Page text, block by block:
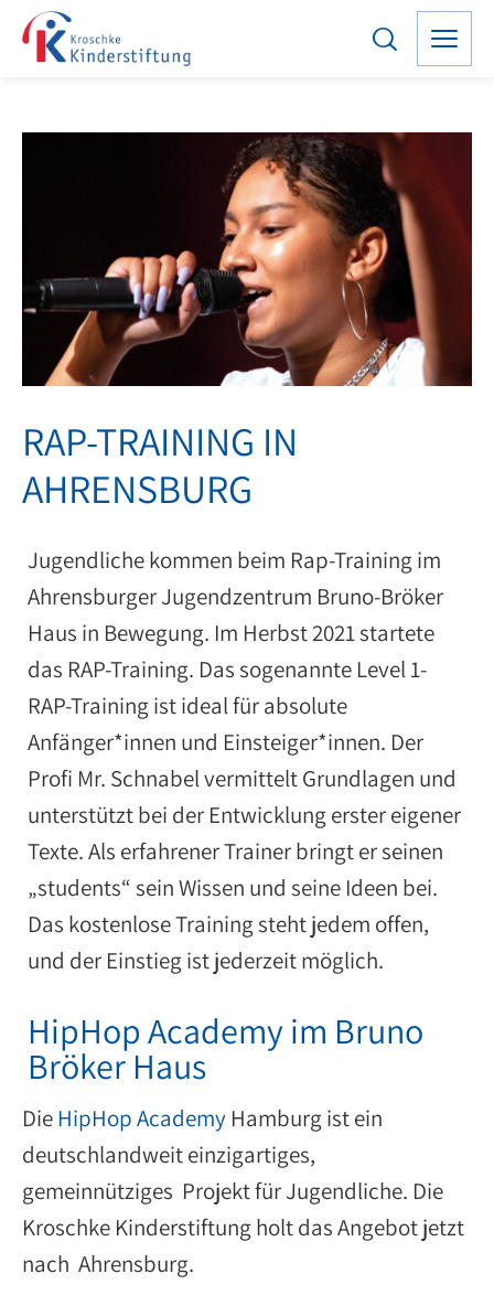
RAP-TRAINING IN
AHRENSBURG
Jugendliche kommen beim Rap-Training im
Ahrensburger Jugendzentrum Bruno-Bröker
Haus in Bewegung. Im Herbst 2021 startete
das RAP-Training. Das sogenannte Level 1-
RAP-Training ist ideal für absolute
Anfänger*innen und Einsteiger*innen. Der
Profi Mr. Schnabel vermittelt Grundlagen und
unterstützt bei der Entwicklung erster eigener
Texte. Als erfahrener Trainer bringt er seinen
„students“ sein Wissen und seine Ideen bei.
Das kostenlose Training steht jedem offen,
und der Einstieg ist jederzeit möglich.
HipHop Academy im Bruno
Bröker Haus
Die HipHop Academy Hamburg ist ein
deutschlandweit einzigartiges,
gemeinnütziges Projekt für Jugendliche. Die
Kroschke Kinderstiftung holt das Angebot jetzt
nach Ahrensburg.